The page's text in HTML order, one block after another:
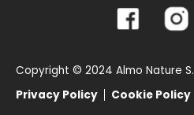
Copyright © 2024 Almo Nature
Privacy Policy
Cookie Policy